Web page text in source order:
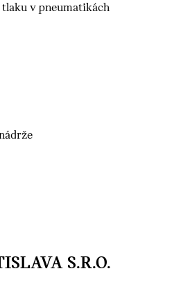
v pneumatikách
S.R.O.